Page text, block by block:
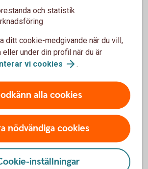
mot företagare
typer av bedrägerier riktade mot
företagare
och statistik
ditt cookie-medgivande när du vill,
under din profil när du är
vi cookies .
alla cookies
nödvändiga cookies
inställningar